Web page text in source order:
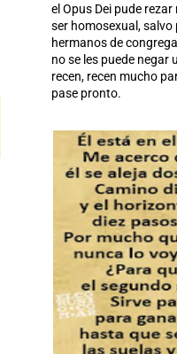
el Opus Dei pude
ser homosexual, salvo
hermanos de
no se les puede negar
recen, recen mucho
pase pronto.